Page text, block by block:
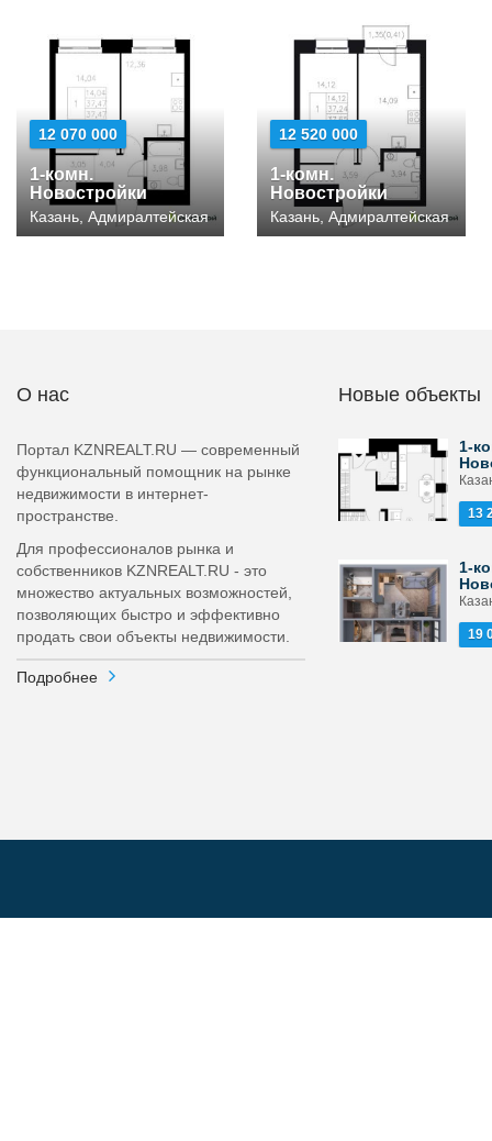
12 070 000
1-комн.
Новостройки
Казань, Адмиралтейская
12 520 000
1-комн.
Новостройки
Казань, Адмиралтейская
О нас
Портал KZNREALT.RU — современный
функциональный помощник на рынке
недвижимости в интернет-
пространстве.
Для профессионалов рынка и
собственников KZNREALT.RU - это
множество актуальных возможностей,
позволяющих быстро и эффективно
продать свои объекты недвижимости.
Подробнее
Новые объекты
1-
13
1-
19